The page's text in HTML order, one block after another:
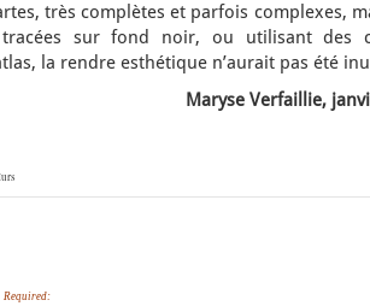
très complètes et parfois complexes,
sur fond noir, ou utilisant des
la rendre esthétique n’aurait pas été
Maryse Verfaillie,
Required: